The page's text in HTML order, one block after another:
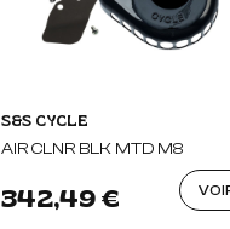
S&S CYCLE
AIR CLNR BLK MTD M8
342,49 €